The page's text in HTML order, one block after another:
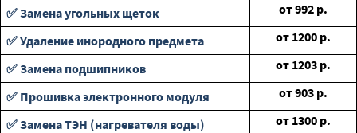
✅ Замена угольных щеток от992 р.
✅ Удаление инородного предмета
от 1200 р.
✅ Замена подшипников
от 1203 р.
✅ Прошивка электронного модуля
от903 р.
✅ Замена ТЭН (нагревателя воды)
от 1300 р.